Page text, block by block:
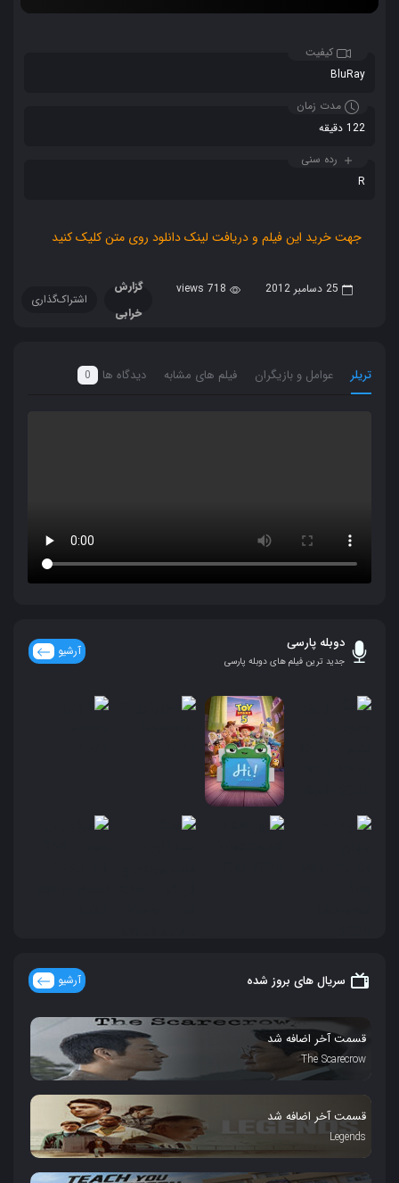
کیفیت
BluRay
مدت زمان
122 دقیقه
رده سنی
R
جهت خرید این فیلم و دریافت لینک دانلود روی متن کلیک کنید
25 دسامبر 2012 718 views
گزارش
خرابی
اشتراک‌گذاری
تریلر عوامل و بازیگران فیلم های مشابه دیدگاه ها 0
دوبله پارسی
جدید ترین فیلم های دوبله پارسی
آرشیو
سریال های بروز شده آرشیو
قسمت آخر اضافه شد
The Scarecrow
قسمت آخر اضافه شد
Legends